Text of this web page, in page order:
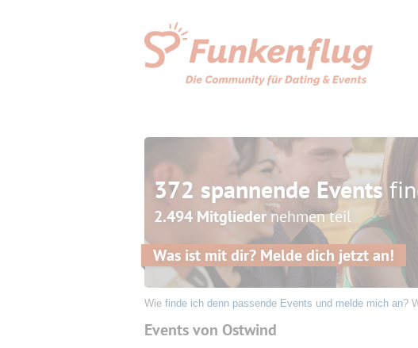
372 spannende Events
2.494 Mitgliedernehmen teil
Was ist mit dir? Melde dich jetzt an!
Wie finde ich denn passende Events und melde mich an?
Events von Ostwind